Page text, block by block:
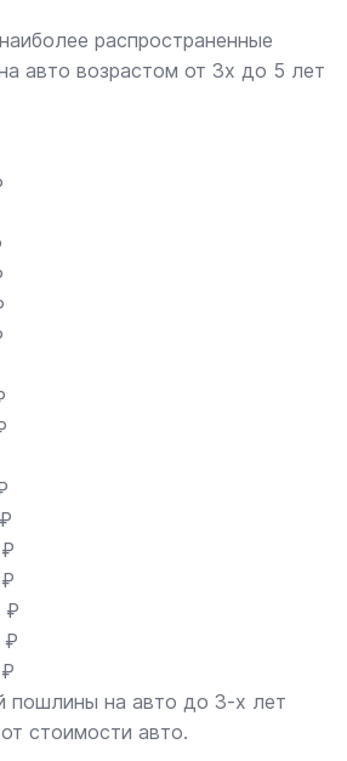
распространенные
авто возрастом от 3х до 5 лет
₽
₽
пошлины на авто до 3-х лет
стоимости авто.